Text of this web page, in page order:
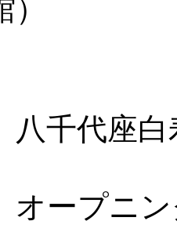
座白寿
ニング